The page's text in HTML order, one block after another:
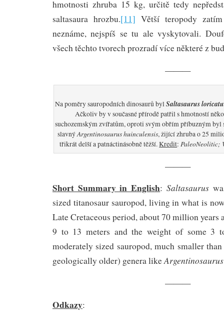
hmotnosti zhruba 15 kg, určitě tedy
saltasaura hrozbu.[11] Větší teropody
neznáme, nejspíš se tu ale vyskytovali.
všech těchto tvorech prozradí více některé z
———
Na poměry sauropodních dinosaurů bylSaltasaurus
Ačkoliv by v současné přírodě patřil s hmotností
suchozemským zvířatům, oproti svým obřím příbuzným byl
slavnýArgentinosaurus huinculensis, žijící zhruba o 25
třikrát delší a patnáctinásobně těžší.Kredit: PaleoNeolitic;
———
Short Summary in English: Saltasaurus
sized titanosaur sauropod, living in what is
Late Cretaceous period, about 70 million years
9 to 13 meters and the weight of some 3
moderately sized sauropod, much smaller
geologically older) genera like
———
Odkazy: